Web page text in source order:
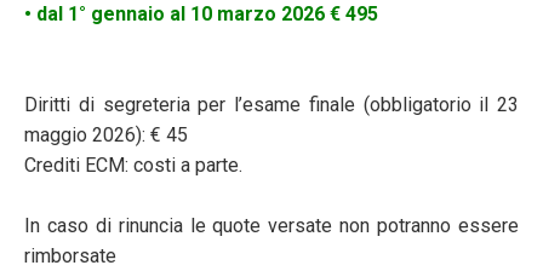
• dal 1° gennaio al 10 marzo 2026 € 495
Diritti di segreteria per l’esame finale (obbligatorio il 23
maggio 2026): € 45
Crediti ECM: costi a parte.
In caso di rinuncia le quote versate non potranno essere
rimborsate